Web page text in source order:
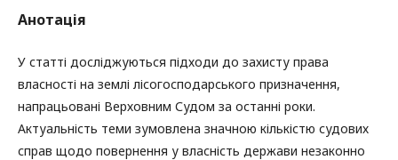
Анотація
У статті досліджуються підходи до захисту права
власності на землі лісогосподарського призначення,
напрацьовані Верховним Судом за останні роки.
Актуальність теми зумовлена значною кількістю судових
справ щодо повернення у власність держави незаконно